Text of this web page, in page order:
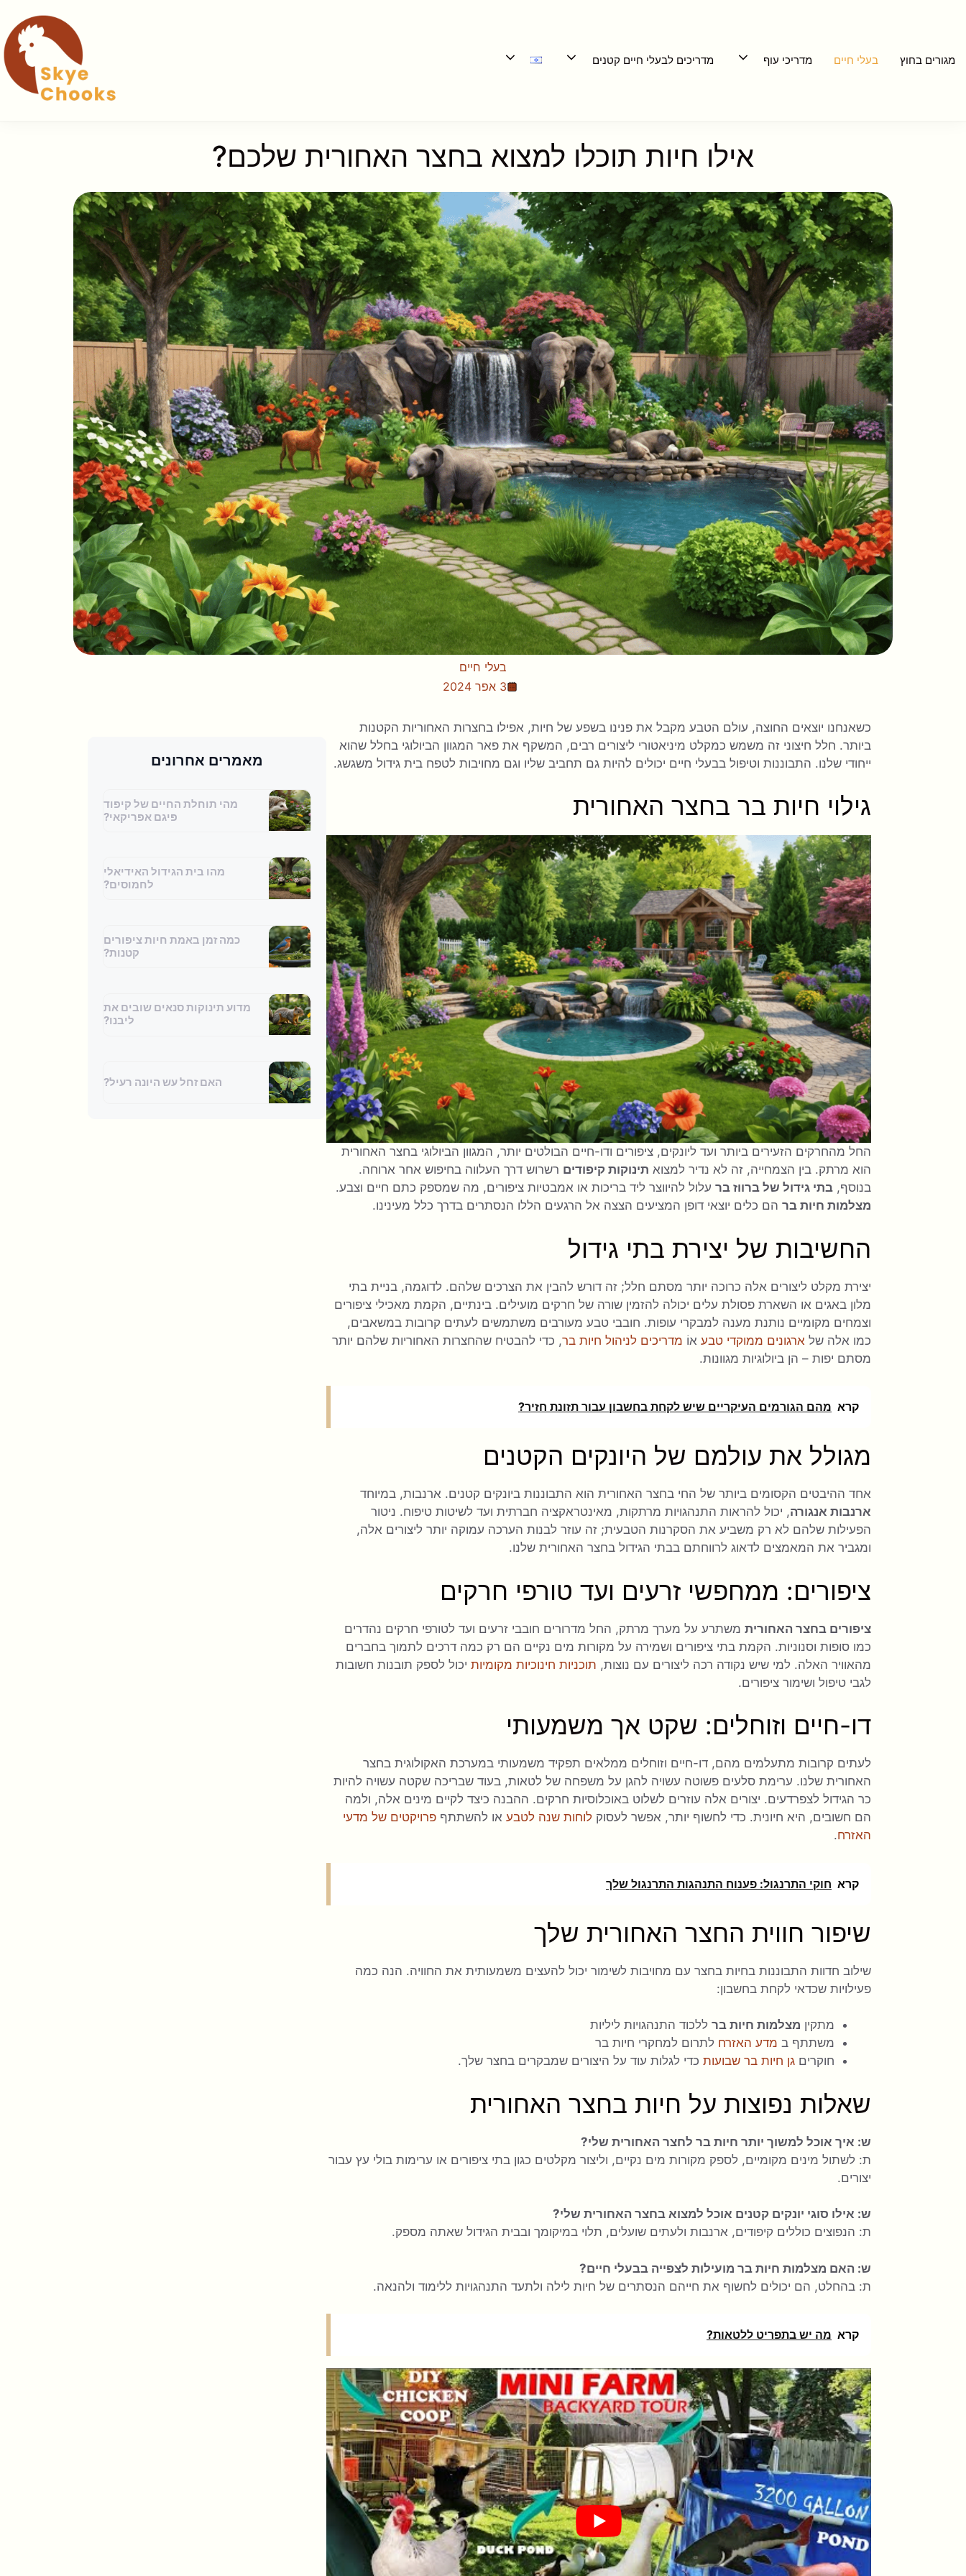
מגורים בחוץ בעלי חיים מדריכי עוף מדריכים לבעלי חיים קטנים
אילו חיות תוכלו למצוא בחצר האחורית שלכם?
בעלי חיים
3 אפר 2024
כשאנחנו יוצאים החוצה, עולם הטבע מקבל את פנינו בשפע של חיות, אפילו בחצרות האחוריות הקטנות
ביותר. חלל חיצוני זה משמש כמקלט מיניאטורי ליצורים רבים, המשקף את פאר המגוון הביולוגי בחלל שהוא
ייחודי שלנו. התבוננות וטיפול בבעלי חיים יכולים להיות גם תחביב שליו וגם מחויבות לטפח בית גידול משגשג.
גילוי חיות בר בחצר האחורית
החל מהחרקים הזעירים ביותר ועד ליונקים, ציפורים ודו-חיים הבולטים יותר, המגוון הביולוגי בחצר האחורית
הוא מרתק. בין הצמחייה, זה לא נדיר למצוא תינוקות קיפודים רשרוש דרך העלווה בחיפוש אחר ארוחה.
בנוסף, בתי גידול של ברווז בר עלול להיווצר ליד בריכות או אמבטיות ציפורים, מה שמספק כתם חיים וצבע.
מצלמות חיות בר הם כלים יוצאי דופן המציעים הצצה אל הרגעים הללו הנסתרים בדרך כלל מעינינו.
החשיבות של יצירת בתי גידול
יצירת מקלט ליצורים אלה כרוכה יותר מסתם חלל; זה דורש להבין את הצרכים שלהם. לדוגמה, בניית בתי
מלון באגים או השארת פסולת עלים יכולה להזמין שורה של חרקים מועילים. בינתיים, הקמת מאכילי ציפורים
וצמחים מקומיים נותנת מענה למבקרי עופות. חובבי טבע מעורבים משתמשים לעתים קרובות במשאבים,
כמו אלה של ארגונים ממוקדי טבע אוֹ מדריכים לניהול חיות בר, כדי להבטיח שהחצרות האחוריות שלהם יותר
מסתם יפות – הן ביולוגיות מגוונות.
קרא מהם הגורמים העיקריים שיש לקחת בחשבון עבור תזונת חזיר?
מגולל את עולמם של היונקים הקטנים
אחד ההיבטים הקסומים ביותר של החי בחצר האחורית הוא התבוננות ביונקים קטנים. ארנבות, במיוחד
ארנבות אנגורה, יכול להראות התנהגויות מרתקות, מאינטראקציה חברתית ועד לשיטות טיפוח. ניטור
הפעילות שלהם לא רק משביע את הסקרנות הטבעית; זה עוזר לבנות הערכה עמוקה יותר ליצורים אלה,
ומגביר את המאמצים לדאוג לרווחתם בבתי הגידול בחצר האחורית שלנו.
ציפורים: ממחפשי זרעים ועד טורפי חרקים
ציפורים בחצר האחורית משתרע על מערך מרתק, החל מדרורים חובבי זרעים ועד לטורפי חרקים נהדרים
כמו סופות וסנוניות. הקמת בתי ציפורים ושמירה על מקורות מים נקיים הם רק כמה דרכים לתמוך בחברים
מהאוויר האלה. למי שיש נקודה רכה ליצורים עם נוצות, תוכניות חינוכיות מקומיות יכול לספק תובנות חשובות
לגבי טיפול ושימור ציפורים.
דו-חיים וזוחלים: שקט אך משמעותי
לעתים קרובות מתעלמים מהם, דו-חיים וזוחלים ממלאים תפקיד משמעותי במערכת האקולוגית בחצר
האחורית שלנו. ערימת סלעים פשוטה עשויה להגן על משפחה של לטאות, בעוד שבריכה שקטה עשויה להיות
כר הגידול לצפרדעים. יצורים אלה עוזרים לשלוט באוכלוסיות חרקים. ההבנה כיצד לקיים מינים אלה, ולמה
הם חשובים, היא חיונית. כדי לחשוף יותר, אפשר לעסוק לוחות שנה לטבע או להשתתף פרויקטים של מדעי
האזרח.
קרא חוקי התרנגול: פענוח התנהגות התרנגול שלך
שיפור חווית החצר האחורית שלך
שילוב חדוות התבוננות בחיות בחצר עם מחויבות לשימור יכול להעצים משמעותית את החוויה. הנה כמה
פעילויות שכדאי לקחת בחשבון:
מתקין מצלמות חיות בר ללכוד התנהגויות ליליות
משתתף ב מדע האזרח לתרום למחקרי חיות בר
חוקרים גן חיות בר שבועות כדי לגלות עוד על היצורים שמבקרים בחצר שלך.
שאלות נפוצות על חיות בחצר האחורית
ש: איך אוכל למשוך יותר חיות בר לחצר האחורית שלי?
ת: לשתול מינים מקומיים, לספק מקורות מים נקיים, וליצור מקלטים כגון בתי ציפורים או ערימות בולי עץ עבור
יצורים.
ש: אילו סוגי יונקים קטנים אוכל למצוא בחצר האחורית שלי?
ת: הנפוצים כוללים קיפודים, ארנבות ולעתים שועלים, תלוי במיקומך ובבית הגידול שאתה מספק.
ש: האם מצלמות חיות בר מועילות לצפייה בבעלי חיים?
ת: בהחלט, הם יכולים לחשוף את חייהם הנסתרים של חיות לילה ולתעד התנהגויות ללימוד ולהנאה.
קרא מה יש בתפריט ללטאות?
מאמרים אחרונים
מהי תוחלת החיים של קיפוד
פיגם אפריקאי?
מהו בית הגידול האידיאלי
לחמוסים?
כמה זמן באמת חיות ציפורים
קטנות?
מדוע תינוקות סנאים שובים את
ליבנו?
האם זחל עש היונה רעיל?